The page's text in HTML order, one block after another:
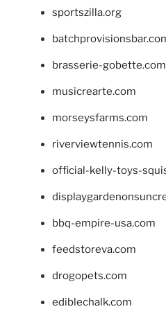
sportszilla.org
brasserie-gobette.com
musicrearte.com
morseysfarms.com
riverviewtennis.com
official-kelly-toys-
bbq-empire-usa.com
feedstoreva.com
drogopets.com
ediblechalk.com